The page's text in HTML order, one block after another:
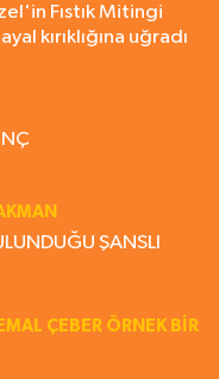
Fıstık Mitingi
kırıklığına uğradı
ŞANSLI
ÇEBER ÖRNEK BİR